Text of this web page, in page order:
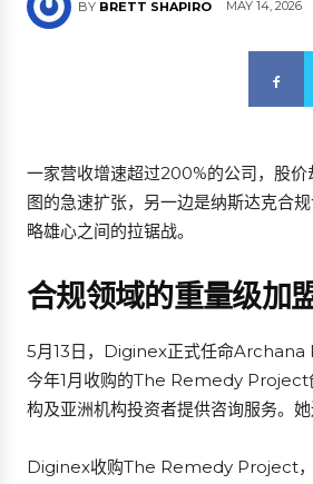
BY BRETT SHAPIRO MAY 14, 2026
一家营收增速超过200%的公司，股
图的急速扩张，另一边是纳斯达克合
略雄心之间的拉锯战。
合规领域的重量级加
5月13日，Diginex正式任命
今年1月收购的The Remedy Project
构及亚洲机构投资者提供咨询服务。
Diginex收购The Remedy Project，